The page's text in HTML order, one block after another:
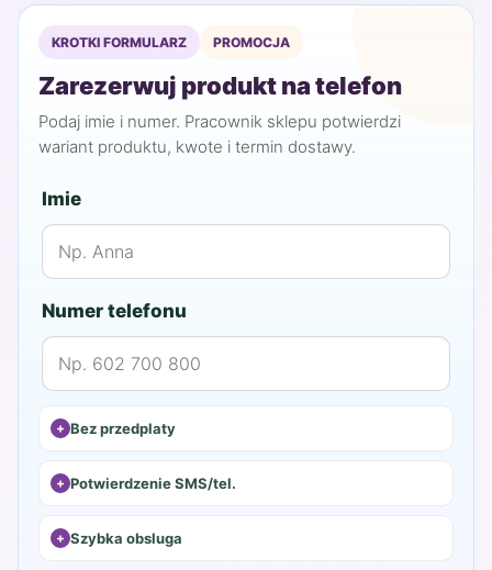
198,00 zł.99,00 zł.
KROTKI FORMULARZ PROMOCJA
Zarezerwuj produkt na telefon
Podaj imie i numer. Pracownik sklepu potwierdzi
wariant produktu, kwote i termin dostawy.
Imie
Numer telefonu
Bez przedplaty
Potwierdzenie SMS/tel.
Szybka obsluga